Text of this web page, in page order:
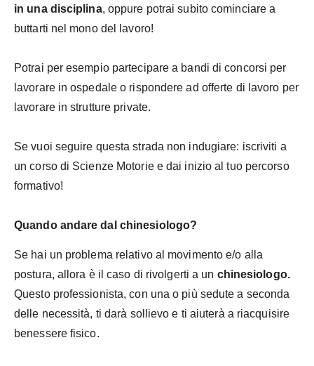
in una disciplina, oppure potrai subito cominciare a
buttarti nel mono del lavoro!
Potrai per esempio partecipare a bandi di concorsi per
lavorare in ospedale o rispondere ad offerte di lavoro per
lavorare in strutture private.
Se vuoi seguire questa strada non indugiare: iscriviti a
un corso di Scienze Motorie e dai inizio al tuo percorso
formativo!
Quando andare dal chinesiologo?
Se hai un problema relativo al movimento e/o alla
postura, allora è il caso di rivolgerti a un chinesiologo.
Questo professionista, con una o più sedute a seconda
delle necessità, ti darà sollievo e ti aiuterà a riacquisire
benessere fisico.